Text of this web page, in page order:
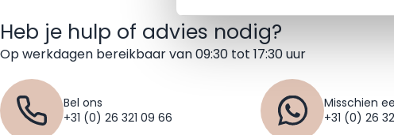
Heb je hulp of advies nodig?
Op werkdagen bereikbaar van 09:30 tot 17:30 uur
Bel ons
+31 (0) 26 321 09 66
Misschien
+31 (0) 26